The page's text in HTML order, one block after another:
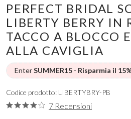
PERFECT BRIDAL
LIBERTY BERRY IN
TACCO A BLOCCO
ALLA CAVIGLIA
EnterSUMMER15 - Risparmia il
Codice prodotto: LIBERTYBRY-PB
7 Recensioni